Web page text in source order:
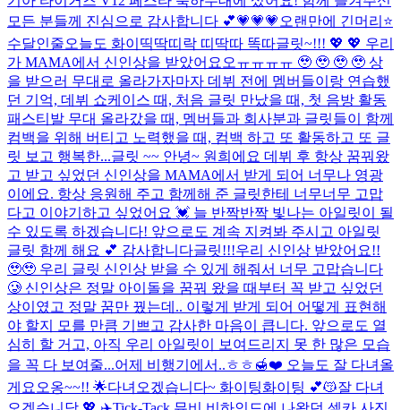
모든 분들께 진심으로 감사합니다 💕💗💗💗 오랜만에 긴머리⭐
수달인줄오늘도 화이띡딱띠락 띠딱따 똑따글릿~!!! 💖 💖 우리
가 MAMA에서 신인상을 받았어요오ㅠㅠㅠㅠ 🥹 🥹 🥹 🥹 상
을 받으러 무대로 올라가자마자 데뷔 전에 멤버들이랑 연습했
던 기억, 데뷔 쇼케이스 때, 처음 글릿 만났을 때, 첫 음방 활동
패스티발 무대 올라갔을 때, 멤버들과 회사분과 글릿들이 함께
컴백을 위해 버티고 노력했을 때, 컴백 하고 또 활동하고 또 글
릿 보고 행복한...글릿 ~~ 안녕~ 원희에요 데뷔 후 항상 꿈꿔왔
고 받고 싶었던 신인상을 MAMA에서 받게 되어 너무나 영광
이에요. 항상 응원해 주고 함께해 준 글릿한테 너무너무 고맙
다고 이야기하고 싶었어요 💓 늘 반짝반짝 빛나는 아일릿이 될
수 있도록 하겠습니다! 앞으로도 계속 지켜봐 주시고 아일릿
글릿 함께 해요 💕 감사합니다글릿!!!우리 신인상 받았어요!!
🥹🥹 우리 글릿 신인상 받을 수 있게 해줘서 너무 고맙습니다
🥲 신인상은 정말 아이돌을 꿈꿔 왔을 때부터 꼭 받고 싶었던
상이였고 정말 꿈만 꿨는데.. 이렇게 받게 되어 어떻게 표현해
야 할지 모를 만큼 기쁘고 감사한 마음이 큽니다. 앞으로도 열
심히 할 거고, 아직 우리 아일릿이 보여드리지 못 한 많은 모습
을 꼭 다 보여줄...어제 비행기에서..ㅎㅎ🍯❤️ 오늘도 잘 다녀올
게요오옹~~!! 🌟다녀오겠습니다~ 화이팅화이팅 💕😽잘 다녀